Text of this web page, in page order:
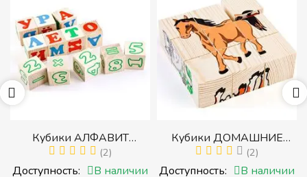
Кубики АЛФАВИТ
РУССКИЙ С ЦИФРАМИ
(Томик) (Набор кубиков с
(2)
Доступность: В наличии
Кубики ДОМАШНИЕ
ЖИВОТНЫЕ (Томик)
(Набор кубиков
(2)
Доступность: В наличии